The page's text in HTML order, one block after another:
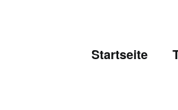
Startseite